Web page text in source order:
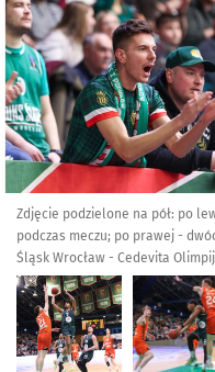
Zdjęcie podzielone na pół: po
podczas meczu; po prawej -
Śląsk Wrocław - Cedevita